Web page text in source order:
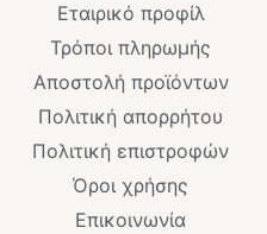
Εταιρικό προφίλ
Τρόποι πληρωμής
Αποστολή προϊόντων
Πολιτική απορρήτου
Πολιτική επιστροφών
Όροι χρήσης
Επικοινωνία